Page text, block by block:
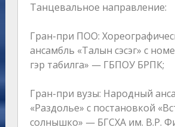
Танцевальное направление:
Гран-при ПОО:
ансамбль «Талын сэсэг» с
гэр табилга» — ГБПОУ БРПК;
Гран-при вузы: Народный
«Раздолье» с постановкой
солнышко» — БГСХА им. В.Р.